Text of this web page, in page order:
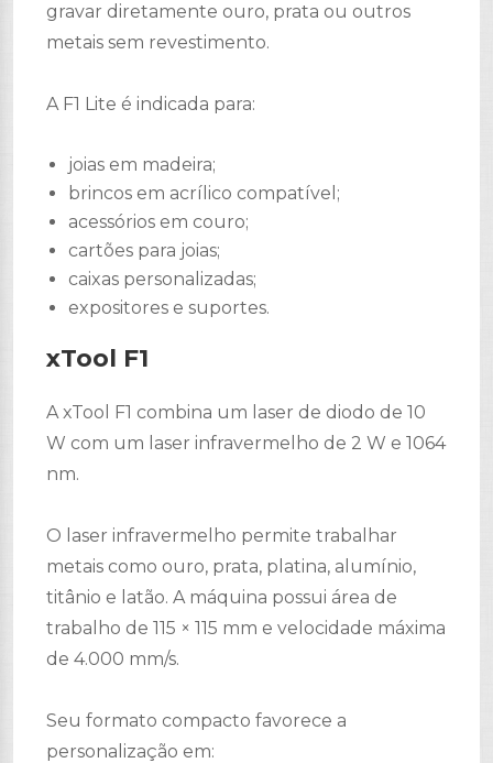
gravar diretamente ouro, prata ou outros
metais sem revestimento.
A F1 Lite é indicada para:
joias em madeira;
brincos em acrílico compatível;
acessórios em couro;
cartões para joias;
caixas personalizadas;
expositores e suportes.
xTool F1
A xTool F1 combina um laser de diodo de 10
W com um laser infravermelho de 2 W e 1064
nm.
O laser infravermelho permite trabalhar
metais como ouro, prata, platina, alumínio,
titânio e latão. A máquina possui área de
trabalho de 115 × 115 mm e velocidade máxima
de 4.000 mm/s.
Seu formato compacto favorece a
personalização em: